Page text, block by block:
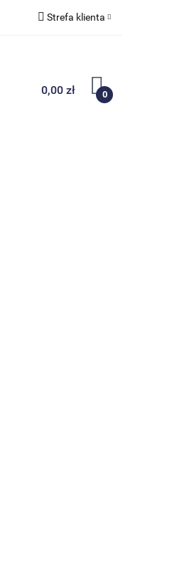
Strefa klienta
Zarejestruj się
Dodaj zgłoszenie
0,00 zł 0